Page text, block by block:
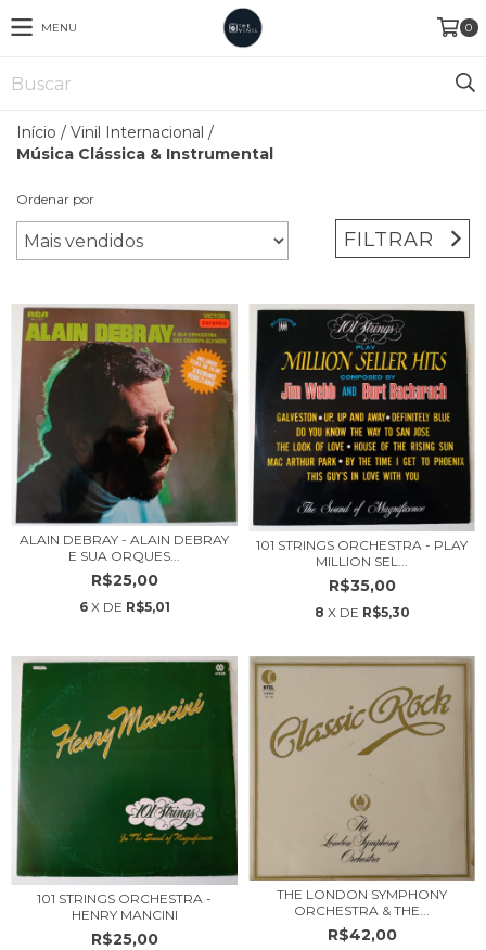
MENU 0
Início / Vinil Internacional /
Música Clássica & Instrumental
Ordenar por
FILTRAR
ALAIN DEBRAY - ALAIN DEBRAY
E SUA ORQUES...
R$25,00
6 X DE R$5,01
101 STRINGS ORCHESTRA - PLAY
MILLION SEL...
R$35,00
8 X DE R$5,30
101 STRINGS ORCHESTRA -
HENRY MANCINI
R$25,00
THE LONDON SYMPHONY
ORCHESTRA & THE...
R$42,00